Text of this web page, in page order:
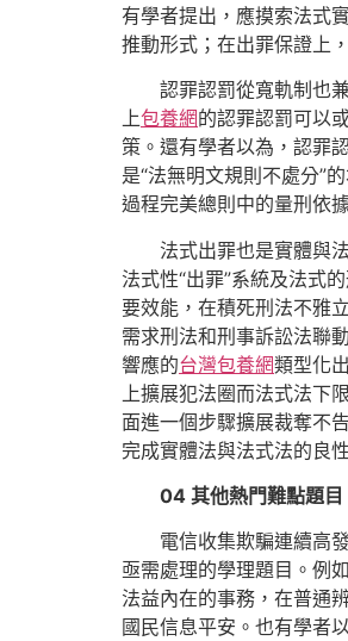
有學者提出，應摸索法式
推動形式；在出罪保證上
認罪認罰從寬軌制也
上包養網的認罪認罰可以
策。還有學者以為，認罪
是“法無明文規則不處分”
過程完美總則中的量刑依
法式出罪也是實體與
法式性“出罪”系統及法式
要效能，在積死刑法不雅
需求刑法和刑事訴訟法聯
響應的台灣包養網類型化
上擴展犯法圈而法式法下
面進一個步驟擴展裁奪不
完成實體法與法式法的良
04 其他熱門難點題目
電信收集欺騙連續高
亟需處理的學理題目。例
法益內在的事務，在普通
國民信息平安。也有學者